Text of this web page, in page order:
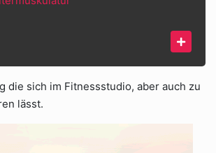
die sich im Fitnessstudio, aber auch zu
lässt.